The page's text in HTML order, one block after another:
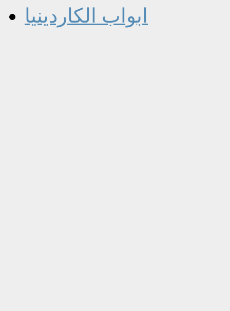
ابواب الكاردينيا